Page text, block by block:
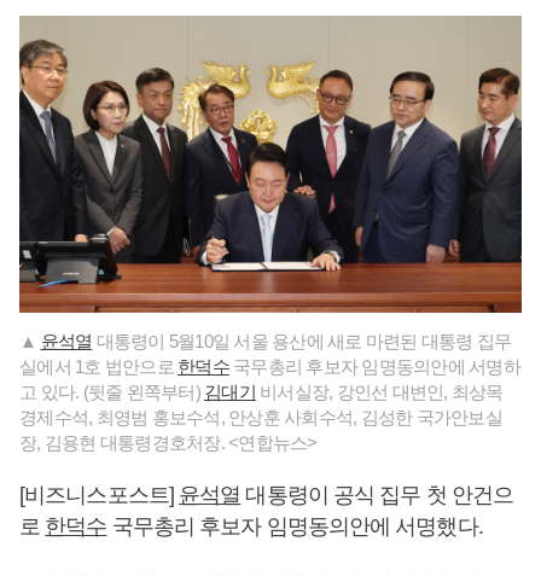
▲ 윤석열 대통령이 5월10일 서울 용산에 새로 마련된 대통령 집무
실에서 1호 법안으로 한덕수국무총리 후보자 임명동의안에 서명하
고 있다. (뒷줄 왼쪽부터) 김대기 비서실장, 강인선 대변인, 최상목
경제수석, 최영범 홍보수석, 안상훈 사회수석, 김성한 국가안보실
장, 김용현 대통령경호처장. <연합뉴스>
[비즈니스포스트] 윤석열 대통령이 공식 집무 첫 안건으
로 한덕수 국무총리 후보자 임명동의안에 서명했다.